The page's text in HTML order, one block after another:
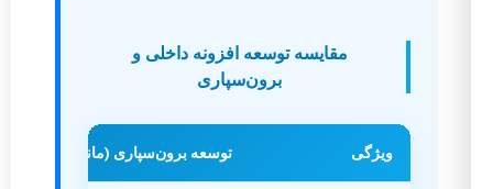
مقایسه توسعه افزونه داخلی و
برون‌سپاری
ویژگی توسعه برون‌سپاری (مانند تیم‌های